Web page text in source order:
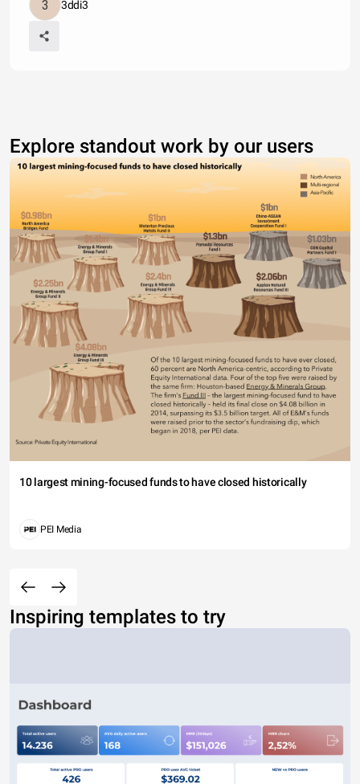
3ddi3
Explore standout work by our users
10 largest mining-focused funds to have closed historically
PEI Media
Inspiring templates to try